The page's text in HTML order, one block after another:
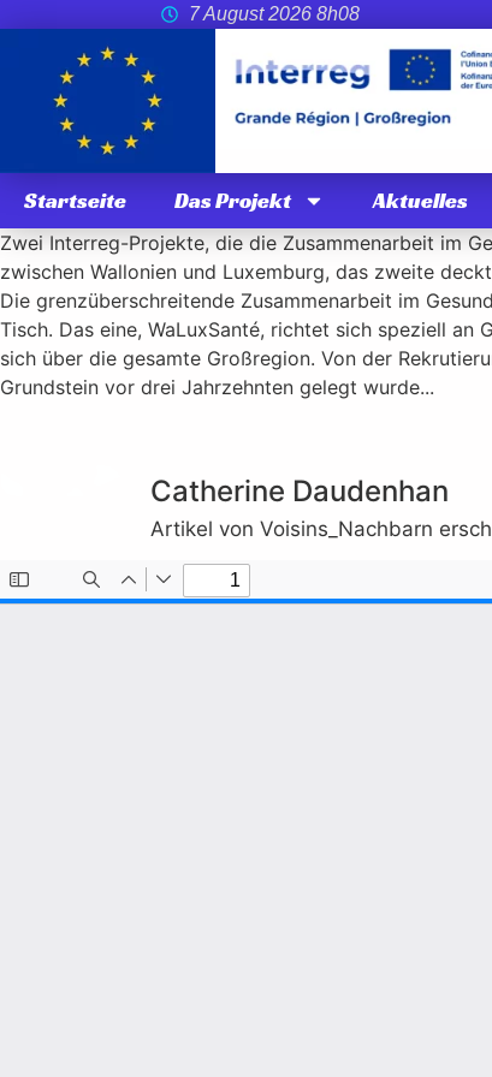
7 August 2026 8h08
Startseite Das Projekt Aktuelles
Zwei Interreg-Projekte, die die Zusammenarbeit im
zwischen Wallonien und Luxemburg, das zweite
Die grenzüberschreitende Zusammenarbeit im
Tisch. Das eine, WaLuxSanté, richtet sich speziell
sich über die gesamte Großregion. Von der
Grundstein vor drei Jahrzehnten gelegt wurde...
Catherine Daudenhan
Artikel von Voisins_Nachbarn